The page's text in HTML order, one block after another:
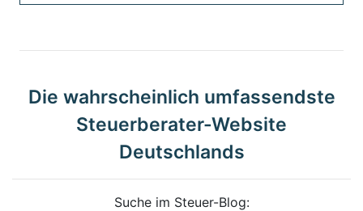
Die wahrscheinlich umfassendste
Steuerberater-Website
Deutschlands
Suche im Steuer-Blog: